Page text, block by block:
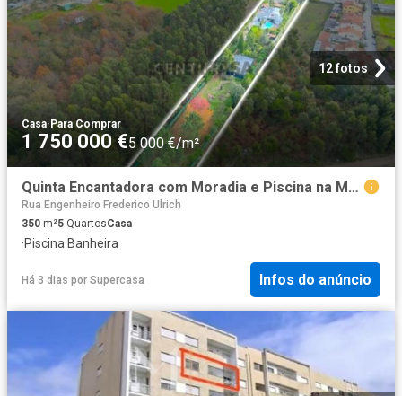
12 fotos
Casa· Para Comprar
1 750 000 €5 000 €/m²
Quinta Encantadora com Moradia e Piscina na Maia Porto
Rua Engenheiro Frederico Ulrich
350 m²5 QuartosCasa
·Piscina·Banheira
Há 3 dias por Supercasa Infos do anúncio